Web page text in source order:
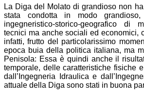
La Diga del Molato di grandioso non
stata condotta in modo
ingegneristico-storico-geografico di
tecnici ma anche sociali ed economici,
infatti, frutto del particolarissimo
epoca buia della politica italiana, ma
Penisola: Essa è quindi anche il
temporale, delle caratteristiche fisiche
dall’Ingegneria Idraulica e
attuale della Diga sono stati in buona